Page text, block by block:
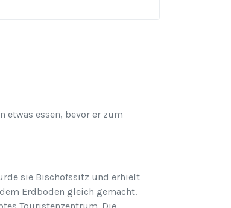
essen, bevor er zum
sie Bischofssitz und erhielt
Erdboden gleich gemacht.